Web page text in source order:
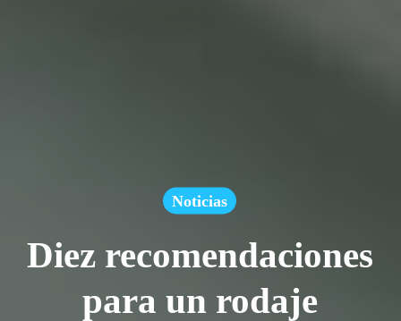
Noticias
Diez recomendaciones
para un rodaje